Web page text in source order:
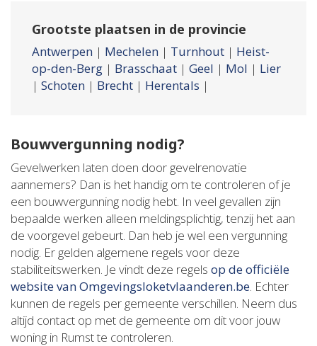
Grootste plaatsen in de provincie
Antwerpen | Mechelen | Turnhout | Heist-
op-den-Berg | Brasschaat | Geel | Mol | Lier
| Schoten | Brecht | Herentals |
Bouwvergunning nodig?
Gevelwerken laten doen door gevelrenovatie
aannemers? Dan is het handig om te controleren of je
een bouwvergunning nodig hebt. In veel gevallen zijn
bepaalde werken alleen meldingsplichtig, tenzij het aan
de voorgevel gebeurt. Dan heb je wel een vergunning
nodig. Er gelden algemene regels voor deze
stabiliteitswerken. Je vindt deze regels op de officiële
website van Omgevingsloketvlaanderen.be. Echter
kunnen de regels per gemeente verschillen. Neem dus
altijd contact op met de gemeente om dit voor jouw
woning in Rumst te controleren.